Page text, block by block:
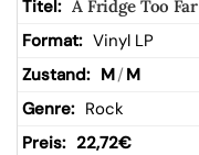
A Fridge Too Far
Vinyl LP
M/ M
Rock
22,72€